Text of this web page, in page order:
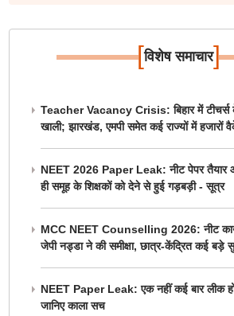
[विशेष समाचार]
Teacher Vacancy Crisis: बिहार में
खाली; झारखंड, एमपी समेत कई राज्यों में हजारों
NEET 2026 Paper Leak: नीट पेपर तैयार
ही समूह के शिक्षकों को देने से हुई गड़बड़ी - सूत्र
MCC NEET Counselling 2026: नीट
जेपी नड्डा ने की समीक्षा, छात्र-केंद्रित कई बड़े
NEET Paper Leak: एक नहीं कई बार लीक
जानिए काला सच